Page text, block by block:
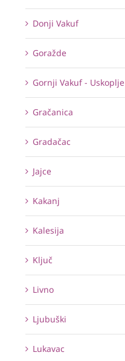
Donji Vakuf
Goražde
Gornji Vakuf - Uskoplje
Gračanica
Gradačac
Jajce
Kakanj
Kalesija
Ključ
Livno
Ljubuški
Lukavac